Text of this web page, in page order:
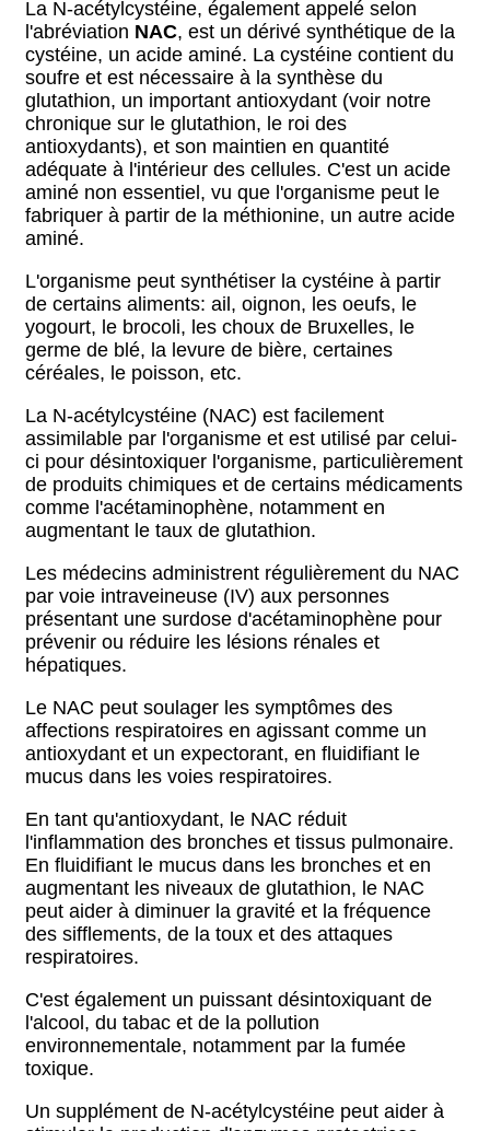
La N-acétylcystéine, également appelé selon
l'abréviation NAC, est un dérivé synthétique de la
cystéine, un acide aminé. La cystéine contient du
soufre et est nécessaire à la synthèse du
glutathion, un important antioxydant (voir notre
chronique sur le glutathion, le roi des
antioxydants), et son maintien en quantité
adéquate à l'intérieur des cellules. C'est un acide
aminé non essentiel, vu que l'organisme peut le
fabriquer à partir de la méthionine, un autre acide
aminé.
L'organisme peut synthétiser la cystéine à partir
de certains aliments: ail, oignon, les oeufs, le
yogourt, le brocoli, les choux de Bruxelles, le
germe de blé, la levure de bière, certaines
céréales, le poisson, etc.
La N-acétylcystéine (NAC) est facilement
assimilable par l'organisme et est utilisé par celui-
ci pour désintoxiquer l'organisme, particulièrement
de produits chimiques et de certains médicaments
comme l'acétaminophène, notamment en
augmentant le taux de glutathion.
Les médecins administrent régulièrement du NAC
par voie intraveineuse (IV) aux personnes
présentant une surdose d'acétaminophène pour
prévenir ou réduire les lésions rénales et
hépatiques.
Le NAC peut soulager les symptômes des
affections respiratoires en agissant comme un
antioxydant et un expectorant, en fluidifiant le
mucus dans les voies respiratoires.
En tant qu'antioxydant, le NAC réduit
l'inflammation des bronches et tissus pulmonaire.
En fluidifiant le mucus dans les bronches et en
augmentant les niveaux de glutathion, le NAC
peut aider à diminuer la gravité et la fréquence
des sifflements, de la toux et des attaques
respiratoires.
C'est également un puissant désintoxiquant de
l'alcool, du tabac et de la pollution
environnementale, notamment par la fumée
toxique.
Un supplément de N-acétylcystéine peut aider à